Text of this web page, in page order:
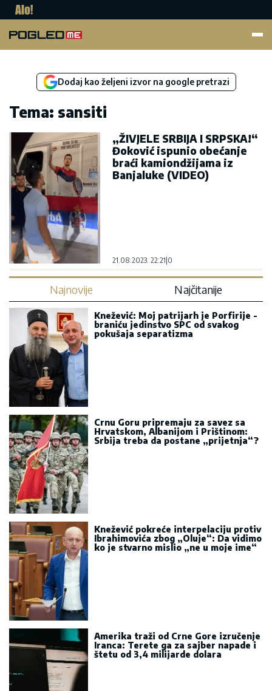
Dodaj kao željeni izvor na google pretrazi
Tema: sansiti
„ŽIVJELE SRBIJA I SRPSKA!“
Đoković ispunio obećanje
braći kamiondžijama iz
Banjaluke (VIDEO)
21.08.2023. 22:21 0
Najnovije Najčitanije
Knežević: Moj patrijarh je Porfirije -
braniću jedinstvo SPC od svakog
pokušaja separatizma
Crnu Goru pripremaju za savez sa
Hrvatskom, Albanijom i Prištinom:
Srbija treba da postane „prijetnja“?
Knežević pokreće interpelaciju protiv
Ibrahimovića zbog „Oluje“: Da vidimo
ko je stvarno mislio „ne u moje ime“
Amerika traži od Crne Gore izručenje
Iranca: Terete ga za sajber napade i
štetu od 3,4 milijarde dolara